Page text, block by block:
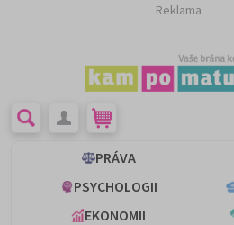
Reklama
PRÁVA
PSYCHOLOGII
EKONOMII